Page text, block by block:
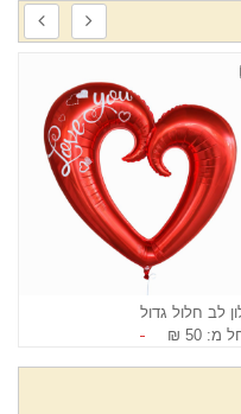
לב חלול גדול
מ: 50 ₪